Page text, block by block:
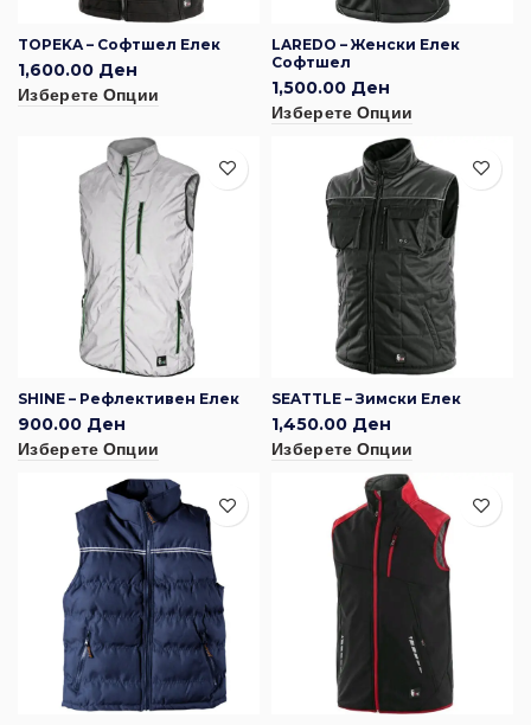
TOPEKA – Софтшел Елек
1,600.00 Ден
Изберете Опции
LAREDO – Женски Елек
Софтшел
1,500.00 Ден
Изберете Опции
SHINE – Рефлективен Елек
900.00 Ден
Изберете Опции
SEATTLE – Зимски Елек
1,450.00 Ден
Изберете Опции